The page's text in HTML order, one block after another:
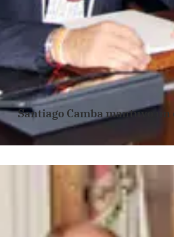
Santiago Camba mantuvo